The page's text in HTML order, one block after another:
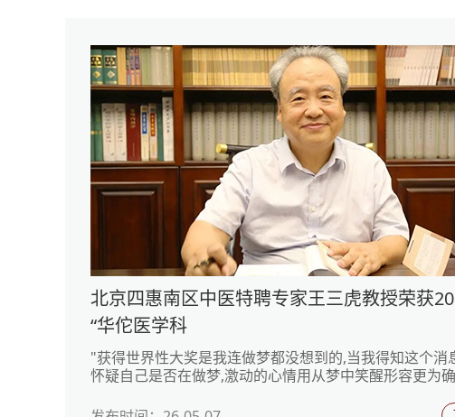
北京四惠南区中医特聘专家王三虎教授荣获
“华佗医学科
"获得世界性大奖是我连做梦都没想到的,当我得知这个消
怀疑自己是否在做梦,激动的心情用从梦中笑醒形容更为